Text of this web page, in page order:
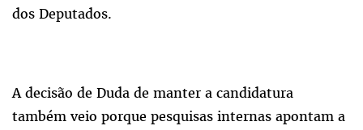
dos Deputados.
A decisão de Duda de manter a candidatura
também veio porque pesquisas internas apontam a